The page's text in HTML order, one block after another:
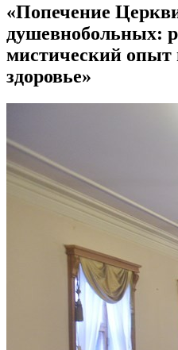
«Попечение
душевнобольных:
мистический опыт
здоровье»